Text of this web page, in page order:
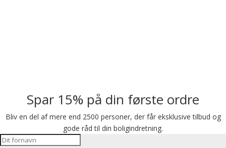
Spar 15% på din første ordre
Bliv en del af mere end 2500 personer, der får eksklusive tilbud og
gode råd til din boligindretning.